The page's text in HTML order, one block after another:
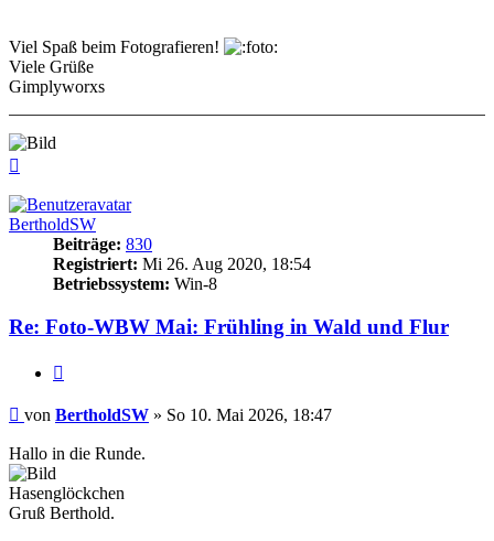
Viel Spaß beim Fotografieren!
Viele Grüße
Gimplyworxs
BertholdSW
Beiträge: 830
Registriert: Mi 26. Aug 2020, 18:54
Betriebssystem: Win-8
Re: Foto-WBW Mai: Frühling in Wald und Flur
Beitrag
von BertholdSW » So 10. Mai 2026, 18:47
Hallo in die Runde.
Hasenglöckchen
Gruß Berthold.